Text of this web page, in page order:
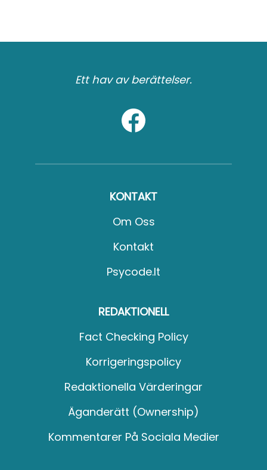
Ett hav av berättelser.
KONTAKT
Om Oss
Kontakt
Psycode.it
REDAKTIONELL
Fact Checking Policy
Korrigeringspolicy
Redaktionella Värderingar
Äganderätt (Ownership)
Kommentarer På Sociala Medier